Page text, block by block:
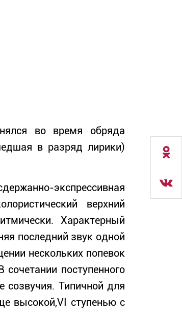
во время обряда
в разряд лирики)
экспрессивная
верхний
Характерный
последний звук одной
нескольких попевок
поступенного
созвучия. Типичной для
высокой,VI ступенью с